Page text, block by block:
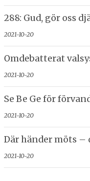
288: Gud, gör oss
2021-10-20
Omdebatterat
2021-10-20
Se Be Ge för
2021-10-20
Där händer möts –
2021-10-20